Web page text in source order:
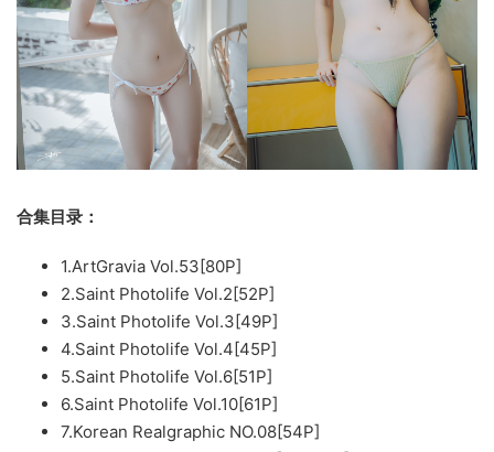
合集目录：
1.ArtGravia Vol.53[80P]
2.Saint Photolife Vol.2[52P]
3.Saint Photolife Vol.3[49P]
4.Saint Photolife Vol.4[45P]
5.Saint Photolife Vol.6[51P]
6.Saint Photolife Vol.10[61P]
7.Korean Realgraphic NO.08[54P]